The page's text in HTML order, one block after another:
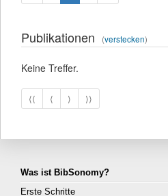
Publikationen (verstecken)
Keine Treffer.
⟨⟨ ⟨ ⟩ ⟩⟩
Was ist BibSonomy?
Erste Schritte